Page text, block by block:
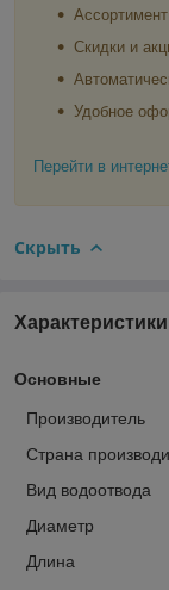
Скидки и
Удобное
Перейти в
Скрыть
Характеристики
Основные
Производитель
Страна
Вид водоотвода
Диаметр
Длина